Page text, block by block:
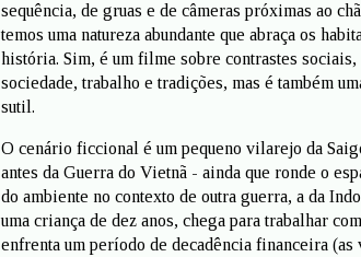
sequência, de gruas e de câmeras próximas ao
temos uma natureza abundante que abraça os
história. Sim, é um filme sobre contrastes
sociedade, trabalho e tradições, mas é também
sutil.
O cenário ficcional é um pequeno vilarejo da
antes da Guerra do Vietnã - ainda que ronde o
do ambiente no contexto de outra guerra, a da
uma criança de dez anos, chega para trabalhar
enfrenta um período de decadência financeira (as